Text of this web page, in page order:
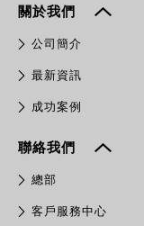
關於我們
公司簡介
最新資訊
成功案例
聯絡我們
總部
客戶服務中心